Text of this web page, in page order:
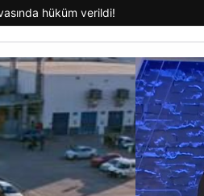
Verme Süreci
kapsamında İstanbul Adalet